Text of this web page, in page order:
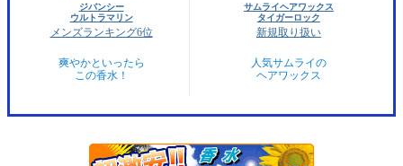
ジバンシー
ウルトラマリン
メンズランキング6位
爽やかといったら
この香水！
サムライヘアワックス
タイガーロック
新規取り扱い
人気サムライの
ヘアワックス